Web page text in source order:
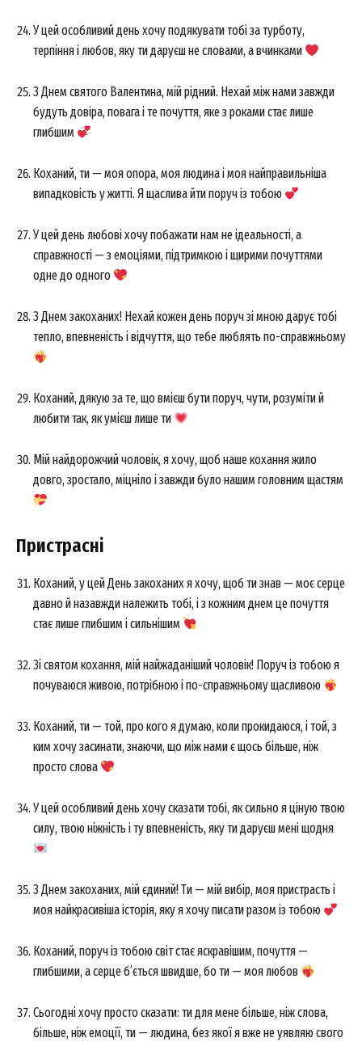
News Week
Magazine PRO
У цей особливий день хочу подякувати тобі за турботу,
терпіння і любов, яку ти даруєш не словами, а вчинками
З Днем святого Валентина, мій рідний. Нехай між нами завжди
будуть довіра, повага і те почуття, яке з роками стає лише
глибшим
Коханий, ти — моя опора, моя людина і моя найправильніша
випадковість у житті. Я щаслива йти поруч із тобою
У цей день любові хочу побажати нам не ідеальності, а
справжності — з емоціями, підтримкою і щирими почуттями
одне до одного
З Днем закоханих! Нехай кожен день поруч зі мною дарує тобі
тепло, впевненість і відчуття, що тебе люблять по-справжньому
Коханий, дякую за те, що вмієш бути поруч, чути, розуміти й
любити так, як умієш лише ти
Мій найдорожчий чоловік, я хочу, щоб наше кохання жило
довго, зростало, міцніло і завжди було нашим головним щастям
Пристрасні
Коханий, у цей День закоханих я хочу, щоб ти знав — моє серце
давно й назавжди належить тобі, і з кожним днем це почуття
стає лише глибшим і сильнішим
Зі святом кохання, мій найжаданіший чоловік! Поруч із тобою я
почуваюся живою, потрібною і по-справжньому щасливою
Коханий, ти — той, про кого я думаю, коли прокидаюся, і той, з
ким хочу засинати, знаючи, що між нами є щось більше, ніж
просто слова
У цей особливий день хочу сказати тобі, як сильно я ціную твою
силу, твою ніжність і ту впевненість, яку ти даруєш мені щодня
З Днем закоханих, мій єдиний! Ти — мій вибір, моя пристрасть і
моя найкрасивіша історія, яку я хочу писати разом із тобою
Коханий, поруч із тобою світ стає яскравішим, почуття —
глибшими, а серце б’ється швидше, бо ти — моя любов
Сьогодні хочу просто сказати: ти для мене більше, ніж слова,
більше, ніж емоції, ти — людина, без якої я вже не уявляю свого